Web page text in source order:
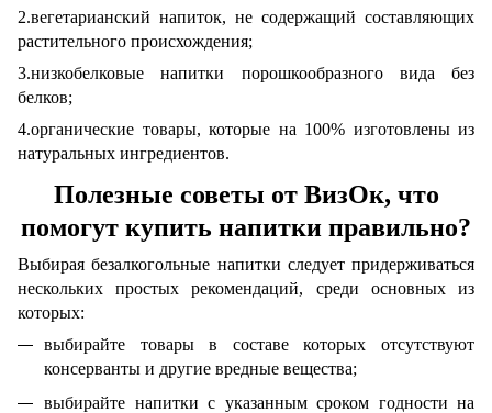
2.вегетарианский напиток, не содержащий составляющих
растительного происхождения;
3.низкобелковые напитки порошкообразного вида без
белков;
4.органические товары, которые на 100% изготовлены из
натуральных ингредиентов.
Полезные советы от ВизОк, что
помогут купить напитки правильно?
Выбирая безалкогольные напитки следует придерживаться
нескольких простых рекомендаций, среди основных из
которых:
выбирайте товары в составе которых отсутствуют
консерванты и другие вредные вещества;
выбирайте напитки с указанным сроком годности на